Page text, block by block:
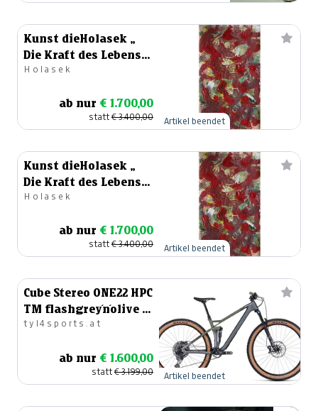
Kunst dieHolasek „
Die Kraft des Lebens
bewegt“
Holasek
ab nur € 1.700,00
statt€ 3.400,00 Artikel beendet
Kunst dieHolasek „
Die Kraft des Lebens
bewegt“
Holasek
ab nur € 1.700,00
statt€ 3.400,00 Artikel beendet
Cube Stereo ONE22 HPC
TM flashgrey´n´olive -
Größe S
tyl4sports.at
ab nur € 1.600,00
statt€ 3.199,00 Artikel beendet